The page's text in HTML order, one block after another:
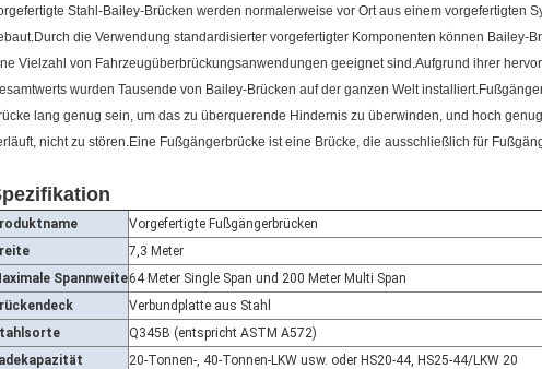
Stahl-Bailey-Brücken werden normalerweise vor Ort aus einem vorgefertigten
die Verwendung standardisierter vorgefertigter Komponenten können Bailey-
Vielzahl von Fahrzeugüberbrückungsanwendungen geeignet sind.Aufgrund ihrer
wurden Tausende von Bailey-Brücken auf der ganzen Welt
lang genug sein, um das zu überquerende Hindernis zu überwinden, und hoch
nicht zu stören.Eine Fußgängerbrücke ist eine Brücke, die ausschließlich für
Vorgefertigte Fußgängerbrücken
7,3 Meter
Spannweite64 Meter Single Span und 200 Meter Multi Span
Verbundplatte aus Stahl
Q345B (entspricht ASTM A572)
20-Tonnen-, 40-Tonnen-LKW usw. oder HS20-44, HS25-44/LKW 20